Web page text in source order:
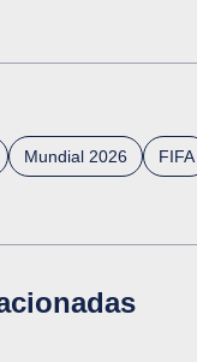
Mundial 2026 FIFA